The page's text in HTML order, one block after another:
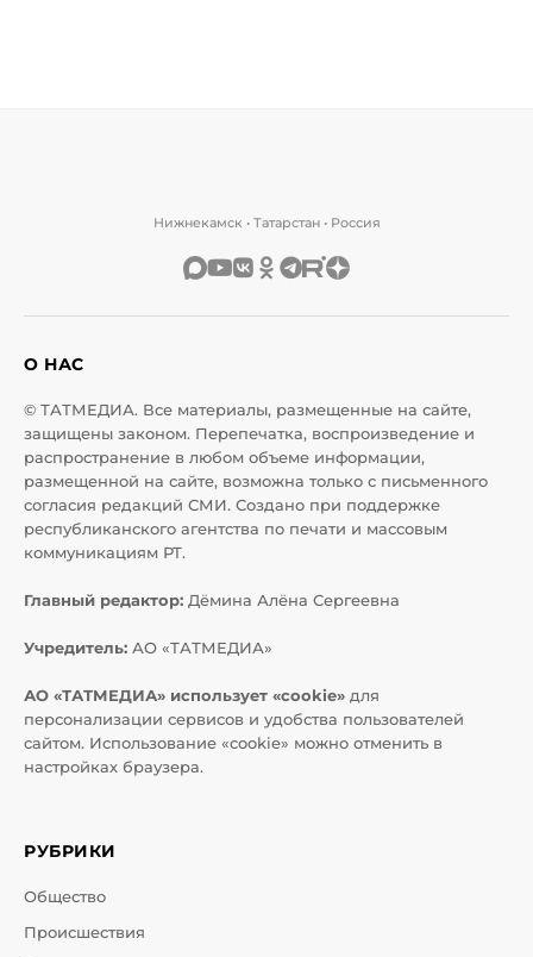
Нижнекамск • Татарстан • Россия
О НАС
© ТАТМЕДИА. Все материалы, размещенные на сайте,
защищены законом. Перепечатка, воспроизведение и
распространение в любом объеме информации,
размещенной на сайте, возможна только с письменного
согласия редакций СМИ. Создано при поддержке
республиканского агентства по печати и массовым
коммуникациям РТ.
Главный редактор: Дёмина Алёна Сергеевна
Учредитель: АО «ТАТМЕДИА»
АО «ТАТМЕДИА» использует «cookie» для
персонализации сервисов и удобства пользователей
сайтом. Использование «cookie» можно отменить в
настройках браузера.
РУБРИКИ
Общество
Происшествия